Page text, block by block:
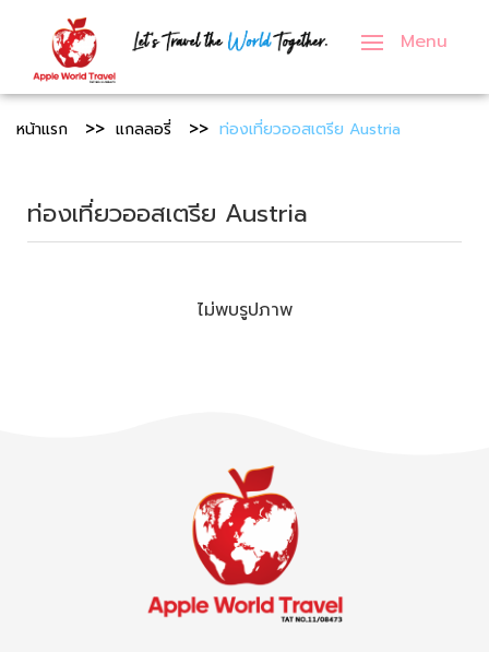
Menu
หน้าแรก แกลลอรี่ ท่องเที่ยวออสเตรีย Austria
ท่องเที่ยวออสเตรีย Austria
ไม่พบรูปภาพ
ภาคเหนือ
ภาคกลาง
ภาคอีสาน
ภาคตะวันออก
เอเชียทัวร์ญี่ปุ่น
ทัวร์เกาหลี
ทัวร์เวียดนาม
ทัวร์สิงคโปร์
ยุโรป
ทัวร์ฝรั่งเศส
ทัวร์เยอรมัน
ทัวร์อิตาลี
ทัวร์เนเธอร์แลนด์
ทัวร์สหรัฐอเมริกา
ทัวร์อังกฤษ
ทัวร์ดูไบ
ทัวร์รัสเซีย
กรุ๊ปครอบครัว
กรุ๊ปทัวร์องค์กร
กรุ๊ปศึกษาดูงาน
กรุ๊ปนักเรียน